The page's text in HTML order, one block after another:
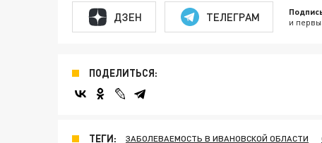
ДЗЕН ТЕЛЕГРАМ и
ПОДЕЛИТЬСЯ:
ТЕГИ: ЗАБОЛЕВАЕМОСТЬ В ИВАНОВСКОЙ ОБЛАСТИ